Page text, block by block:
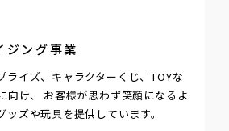
ジング事業
ライズ、キャラクターくじ、TOYな
向け、 お客様が思わず笑顔になるよ
ッズや玩具を提供しています。